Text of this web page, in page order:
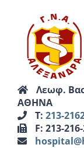
περιεχόμενο
Λεωφ.
ΑΘΗΝΑ
Τ: 213-
F: 213-